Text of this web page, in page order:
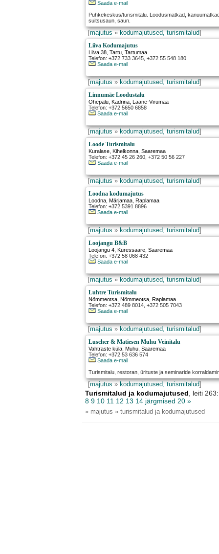
Saada e-mail
Puhkekeskus/turismitalu. Loodusmatkad,
suitsusaun, saun.
[majutus»kodumajutused, turismitalud]
Liiva Kodumajutus
Liiva 38 ,Tartu , Tartumaa
Telefon: +372 733 3645, +372 55 548 180
Saada e-mail
[majutus»kodumajutused, turismitalud]
Linnumäe Loodustalu
Ohepalu Kadrina , Lääne-Virumaa
Telefon: +372 5650 6858
Saada e-mail
[majutus»kodumajutused, turismitalud]
Loode Turismitalu
Kuralase Kihelkonna , Saaremaa
Telefon: +372 45 26 260, +372 50 56 227
Saada e-mail
[majutus»kodumajutused, turismitalud]
Loodna kodumajutus
Loodna Märjamaa , Raplamaa
Telefon: +372 5391 8896
Saada e-mail
[majutus»kodumajutused, turismitalud]
Loojangu B&B
Loojangu 4 Kuressaare , Saaremaa
Telefon: +372 58 068 432
Saada e-mail
[majutus»kodumajutused, turismitalud]
Luhtre Turismitalu
Nõmmeotsa Nõmmeotsa , Raplamaa
Telefon: +372 489 8014, +372 505 7043
Saada e-mail
[majutus»kodumajutused, turismitalud]
Luscher & Matiesen Muhu Veinitalu
Vahtraste küla Muhu , Saaremaa
Telefon: +372 53 636 574
Saada e-mail
Turismitalu, restoran, ürituste ja seminaride
[majutus»kodumajutused, turismitalud]
Turismitalud ja kodumajutused, leiti
8 9 10 11 12 13 14 järgmised 20 »
» majutus » turismitalud ja kodumajutused